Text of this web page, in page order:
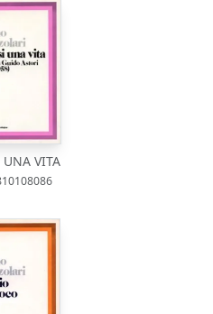
UNA VITA